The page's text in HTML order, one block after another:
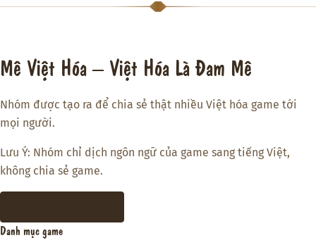
Mê Việt Hóa – Việt Hóa Là Đam Mê
Nhóm được tạo ra để chia sẻ thật nhiều Việt hóa game tới
mọi người.
Lưu Ý: Nhóm chỉ dịch ngôn ngữ của game sang tiếng Việt,
không chia sẻ game.
Danh mục game